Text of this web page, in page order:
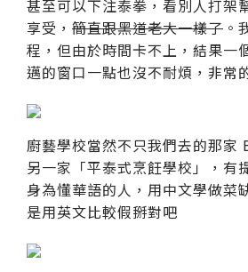
甚至可以下注泰拳，看別人打架
享受， 簡直跟黑道老大一樣了 。
程，但由於時間卡不上，結果一
邁的窗口一點也沒不耐煩，非常
廚藝學校當然不只我們去的那家
另一家「平泰式烹飪學校」，有
身為懂華語的人，用中文學做菜
是用英文比較假掰對吧